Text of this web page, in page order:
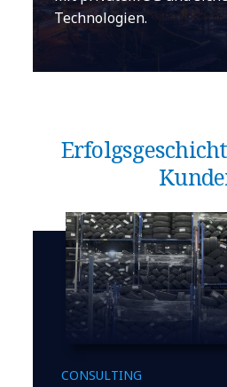
Technologien.
CONSULTING